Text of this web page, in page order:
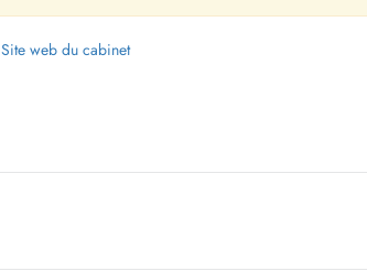
Site web du cabinet